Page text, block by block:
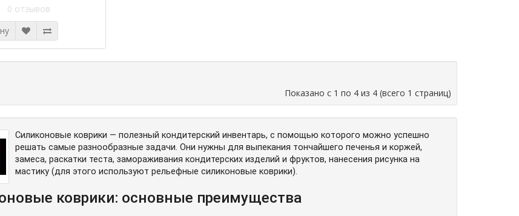
0 отзывов
Показано с 1 по 4 из 4 (всего 1 страниц)
Силиконовые коврики — полезный кондитерский инвентарь, с помощью которого можно успешно
решать самые разнообразные задачи. Они нужны для выпекания тончайшего печенья и коржей,
замеса, раскатки теста, замораживания кондитерских изделий и фруктов, нанесения рисунка на
мастику (для этого используют рельефные силиконовые коврики).
коврики: основные преимущества